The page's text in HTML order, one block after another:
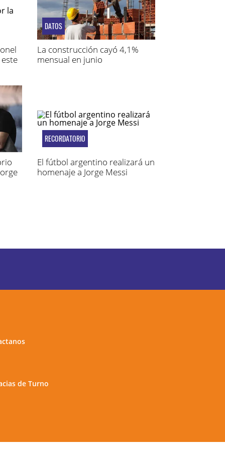
DATOS
La construcción cayó 4,1%
mensual en junio
RECORDATORIO
El fútbol argentino realizará un
homenaje a Jorge Messi
de Turno